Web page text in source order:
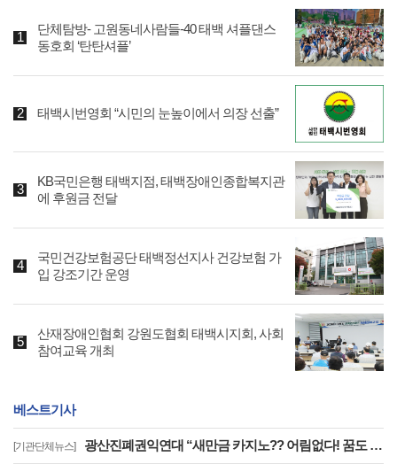
단체탐방- 고원동네사람들-40 태백 셔플댄스
동호회 ‘탄탄셔플’
태백시번영회 “시민의 눈높이에서 의장 선출”
KB국민은행 태백지점, 태백장애인종합복지관
에 후원금 전달
국민건강보험공단 태백정선지사 건강보험 가
입 강조기간 운영
산재장애인협회 강원도협회 태백시지회, 사회
참여교육 개최
베스트기사
[기관단체뉴스] 광산진폐권익연대 “새만금 카지노?? 어림없다! 꿈도 꾸지 마라!”